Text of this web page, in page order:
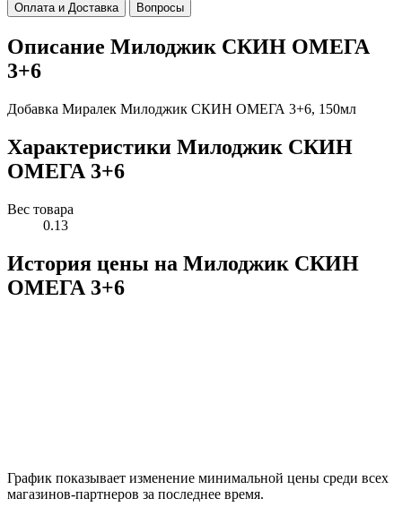
Оплата и Доставка
Вопросы
Описание Милоджик СКИН ОМЕГА
3+6
Добавка Миралек Милоджик СКИН ОМЕГА 3+6, 150мл
Характеристики Милоджик СКИН
ОМЕГА 3+6
Вес товара
0.13
История цены на Милоджик СКИН
ОМЕГА 3+6
График показывает изменение минимальной цены среди всех
магазинов-партнеров за последнее время.